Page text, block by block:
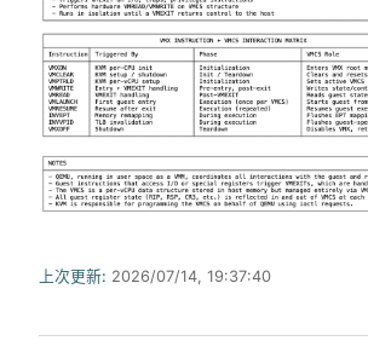
上次更新: 2026/07/14, 19:37:40